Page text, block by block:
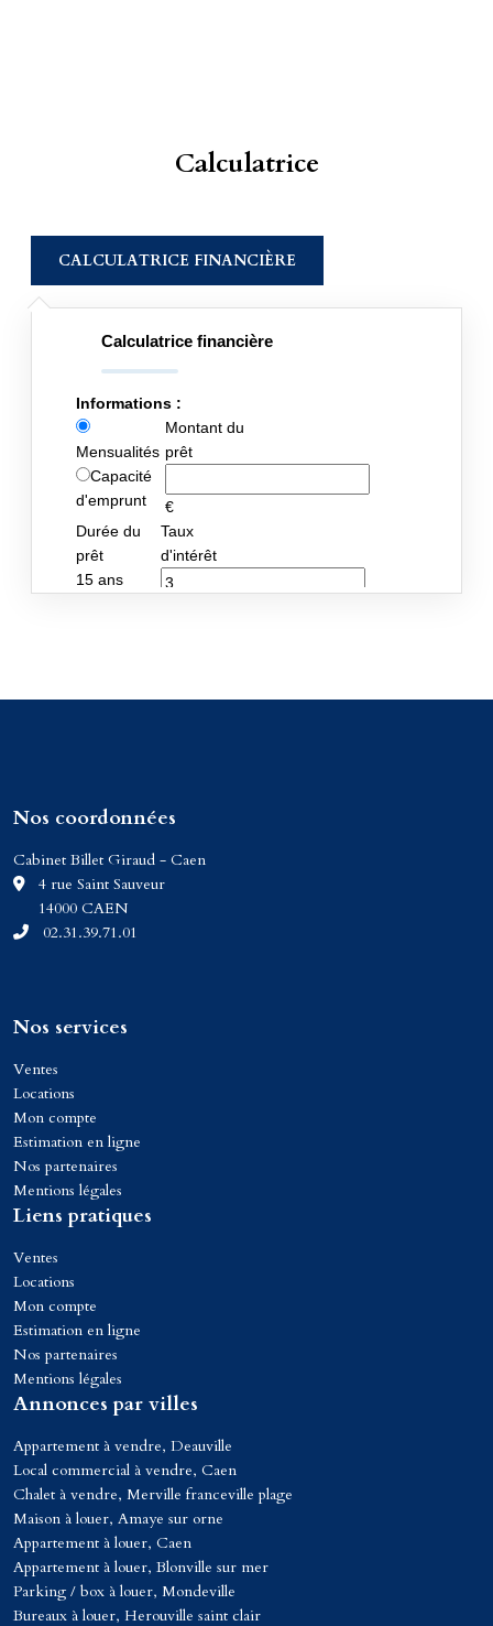
Calculatrice
CALCULATRICE FINANCIÈRE
Nos coordonnées
Cabinet Billet Giraud - Caen
4 rue Saint Sauveur
14000 CAEN
02.31.39.71.01
Nos services
Ventes
Locations
Mon compte
Estimation en ligne
Nos partenaires
Mentions légales
Liens pratiques
Ventes
Locations
Mon compte
Estimation en ligne
Nos partenaires
Mentions légales
Annonces par villes
Appartement à vendre, Deauville
Local commercial à vendre, Caen
Chalet à vendre, Merville franceville plage
Maison à louer, Amaye sur orne
Appartement à louer, Caen
Appartement à louer, Blonville sur mer
Parking / box à louer, Mondeville
Bureaux à louer, Herouville saint clair